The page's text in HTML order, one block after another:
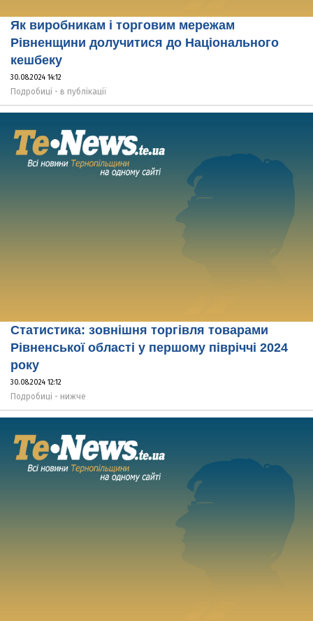
Як виробникам і торговим мережам
Рівненщини долучитися до Національного
кешбеку
30.08.2024 14:12
Подробиці - в публікації
Статистика: зовнішня торгівля товарами
Рівненської області у першому півріччі 2024
року
30.08.2024 12:12
Подробиці - нижче